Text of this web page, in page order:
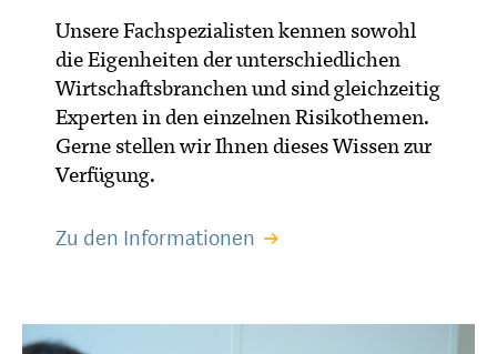
Unsere Fachspezialisten kennen sowohl
die Eigenheiten der unterschiedlichen
Wirtschaftsbranchen und sind gleichzeitig
Experten in den einzelnen Risikothemen.
Gerne stellen wir Ihnen dieses Wissen zur
Verfügung.
Zu den Informationen